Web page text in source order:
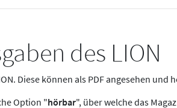
des LION
Diese können als PDF angesehen und
Option "hörbar", über welche das